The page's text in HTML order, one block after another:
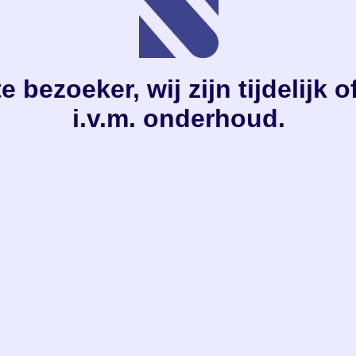
bezoeker, wij zijn tijdelijk
i.v.m. onderhoud.